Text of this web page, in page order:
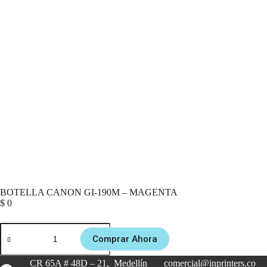
BOTELLA CANON GI-190M – MAGENTA
$ 0
Comprar Ahora
CR 65A # 48D – 21, Medellín comercial@inprinters.co